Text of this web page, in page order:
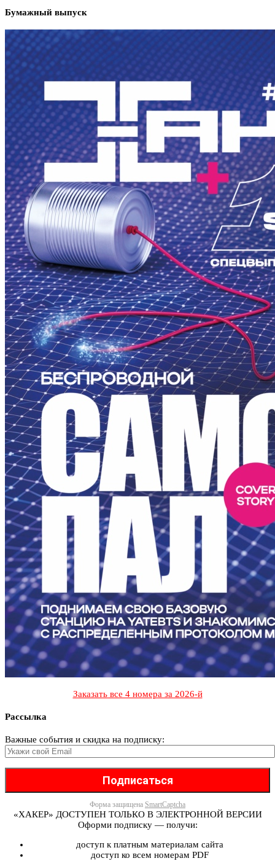
Бумажный выпуск
Заказать все 4 номера за 2026-й
Рассылка
Важные события и скидка на подписку:
Форма защищена SmartCaptcha
«ХАКЕР» ДОСТУПЕН ТОЛЬКО В ЭЛЕКТРОННОЙ ВЕРСИИ
Оформи подписку — получи:
доступ к платным материалам сайта
доступ ко всем номерам PDF